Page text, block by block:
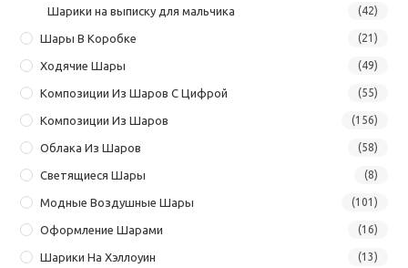
Шарики на выписку для мальчика (42)
Шары В Коробке (21)
Ходячие Шары (49)
Композиции Из Шаров С Цифрой (55)
Композиции Из Шаров (156)
Облака Из Шаров (58)
Светящиеся Шары (8)
Модные Воздушные Шары (101)
Оформление Шарами (16)
Шарики На Хэллоуин (13)